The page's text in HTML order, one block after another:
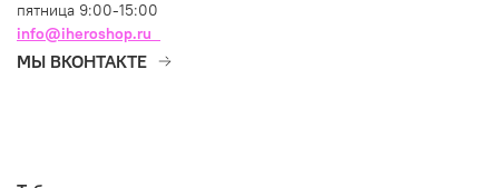
пятница 9:00-15:00
info@iheroshop.ru
МЫ ВКОНТАКТЕ